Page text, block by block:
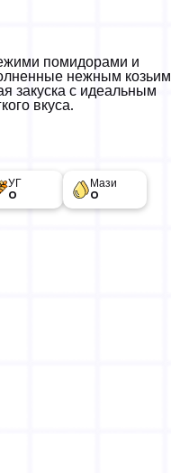
помидорами и
нежным козьим
закуска с идеальным
вкуса.
УГ
0
Мази
0